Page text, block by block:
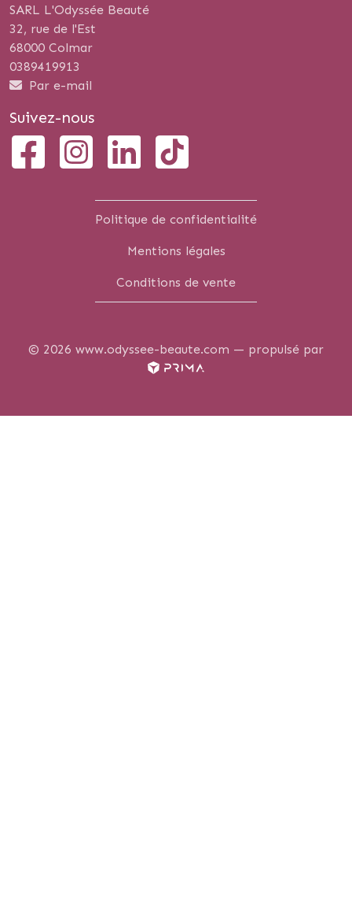
SARL L'Odyssée Beauté
32, rue de l'Est
68000 Colmar
0389419913
Par e-mail
Suivez-nous
Politique de confidentialité
Mentions légales
Conditions de vente
© 2026 www.odyssee-beaute.com — propulsé par